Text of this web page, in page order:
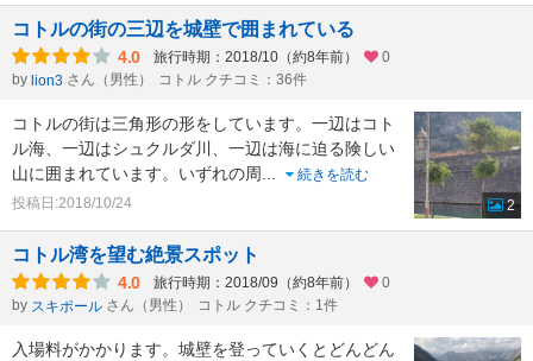
コトルの街の三辺を城壁で囲まれている
4.0 旅行時期：2018/10（約8年前）
0
by lion3 さん（男性） コトル クチコミ：36件
コトルの街は三角形の形をしています。一辺はコト
ル海、一辺はシュクルダ川、一辺は海に迫る険しい
山に囲まれています。いずれの周
続きを読む
投稿日:2018/10/24
2
コトル湾を望む絶景スポット
4.0 旅行時期：2018/09（約8年前）
0
by スキポール さん（男性） コトル クチコミ：1件
入場料がかかります。城壁を登っていくとどんどん